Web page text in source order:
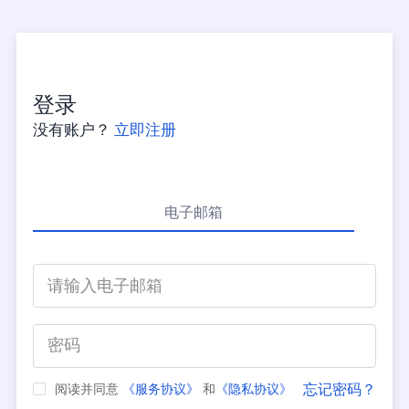
登录
没有账户？ 立即注册
电子邮箱
阅读并同意 《服务协议》 和 《隐私协议》 忘记密码？